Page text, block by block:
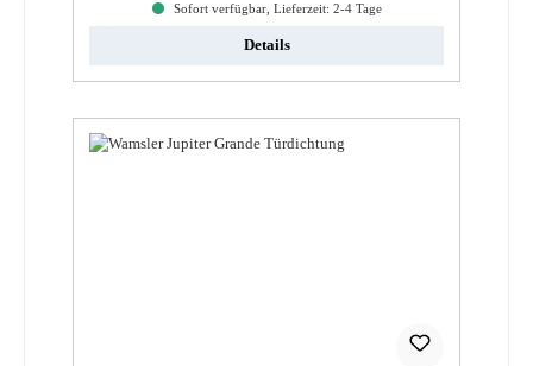
Sofort verfügbar, Lieferzeit: 2-4 Tage
Details